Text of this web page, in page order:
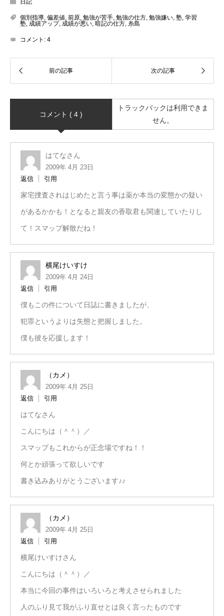
日記
個別指導, 偏差値, 前原, 勉強が苦手, 勉強の仕方, 勉強嫌い, 塾, 学習
塾, 成績アップ, 成績が悪い, 暗記の仕方, 糸島
コメント: 4
コメント ( 4 )
トラックバックは利用できま
せん。
はてなさん
2009年 4月 23日
返信
引用
家宅捜査されはじめたと言う事は薬か本当の変態かの疑い
があるかかも！となると親友の香取君も関連していたりし
て！スマップ解散だね！
横尾けいすけ
2009年 4月 24日
返信
引用
僕もこの件について日誌に書きましたが、
犯罪というよりは失態と把握しました。
僕も彼を応援します！
（カメ）
2009年 4月 25日
返信
引用
はてなさん
こんにちは（＾＾）／
スマップもこれからが正念場ですね！！
何とか頑張って欲しいです
書き込みありがとうございます♪♪
（カメ）
2009年 4月 25日
返信
引用
横尾けいすけさん
こんにちは（＾＾）／
本当に今回の事件はいろいろと考えさせられました
人のふり見て我がふり直せとは良く言ったものです